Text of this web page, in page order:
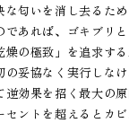
な匂いを消し去るた
であれば、ゴキブリ
燥の極致」を追求す
の妥協なく実行しな
逆効果を招く最大の
セントを超えるとカ